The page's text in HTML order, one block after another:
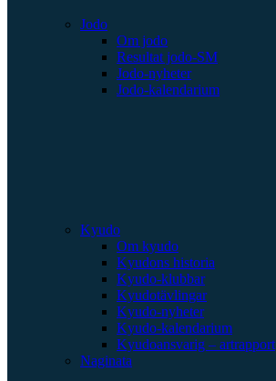
Jodo
Om jodo
Resultat jodo-SM
Jodo-nyheter
Jodo-kalendarium
Kyudo
Om kyudo
Kyudons historia
Kyudo-klubbar
Kyudotävlingar
Kyudo-nyheter
Kyudo-kalendarium
Kyudoansvarig – artrapport
Naginata